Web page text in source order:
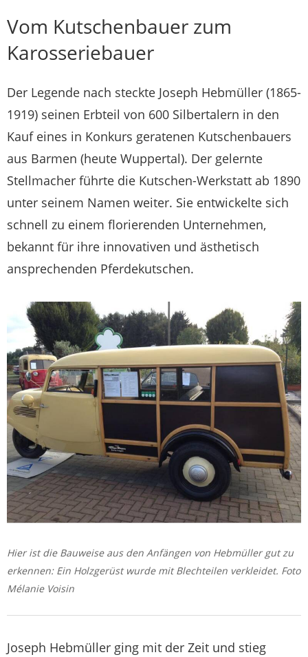
Vom Kutschenbauer zum
Karosseriebauer
Der Legende nach steckte Joseph Hebmüller (1865-
1919) seinen Erbteil von 600 Silbertalern in den
Kauf eines in Konkurs geratenen Kutschenbauers
aus Barmen (heute Wuppertal). Der gelernte
Stellmacher führte die Kutschen-Werkstatt ab 1890
unter seinem Namen weiter. Sie entwickelte sich
schnell zu einem florierenden Unternehmen,
bekannt für ihre innovativen und ästhetisch
ansprechenden Pferdekut­schen.
Hier ist die Bauweise aus den Anfängen von Hebmüller gut zu
erkennen: Ein Holzgerüst wurde mit Blechteilen verkleidet. Foto
Mélanie Voisin
Joseph Hebmüller ging mit der Zeit und stieg